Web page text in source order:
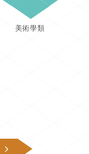
美術學類